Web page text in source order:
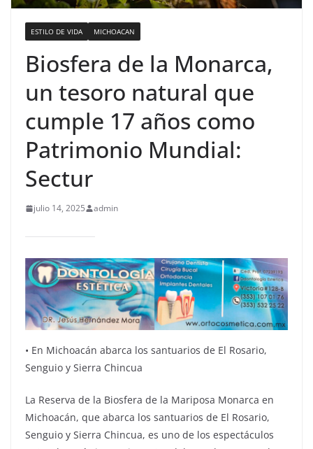
ESTILO DE VIDA MICHOACAN
Biosfera de la Monarca,
un tesoro natural que
cumple 17 años como
Patrimonio Mundial:
Sectur
julio 14, 2025 admin
•⁠ ⁠En Michoacán abarca los santuarios de El Rosario,
Senguio y Sierra Chincua
La Reserva de la Biosfera de la Mariposa Monarca en
Michoacán, que abarca los santuarios de El Rosario,
Senguio y Sierra Chincua, es uno de los espectáculos